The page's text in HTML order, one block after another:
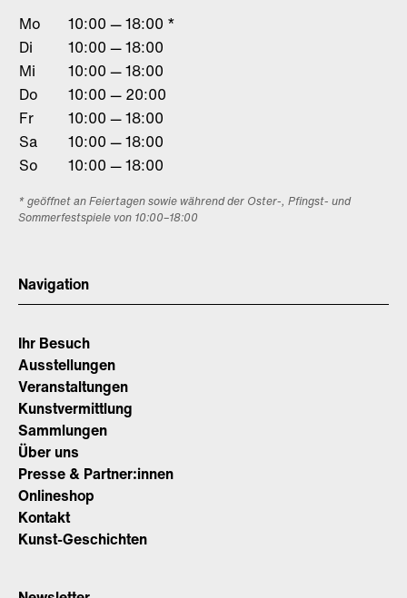
Mo
10:00 — 18:00 *
Di
10:00 — 18:00
Mi
10:00 — 18:00
Do
10:00 — 20:00
Fr
10:00 — 18:00
Sa
10:00 — 18:00
So
10:00 — 18:00
* geöffnet an Feiertagen sowie während der Oster-, Pfingst- und
Sommerfestspiele von 10:00–18:00
Navigation
Ihr Besuch
Ausstellungen
Veranstaltungen
Kunstvermittlung
Sammlungen
Über uns
Presse & Partner:innen
Onlineshop
Kontakt
Kunst-Geschichten